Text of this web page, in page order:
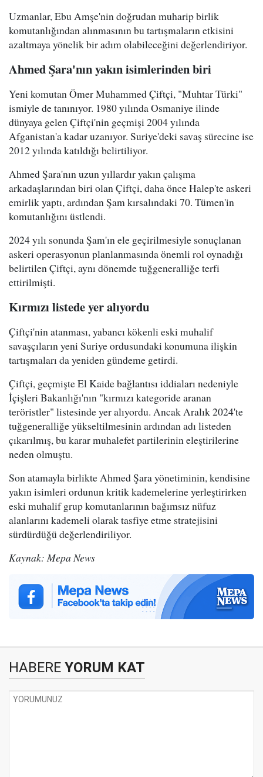
Uzmanlar, Ebu Amşe'nin doğrudan muharip birlik
komutanlığından alınmasının bu tartışmaların etkisini
azaltmaya yönelik bir adım olabileceğini değerlendiriyor.
Ahmed Şara'nın yakın isimlerinden biri
Yeni komutan Ömer Muhammed Çiftçi, "Muhtar Türki"
ismiyle de tanınıyor. 1980 yılında Osmaniye ilinde
dünyaya gelen Çiftçi'nin geçmişi 2004 yılında
Afganistan'a kadar uzanıyor. Suriye'deki savaş sürecine ise
2012 yılında katıldığı belirtiliyor.
Ahmed Şara'nın uzun yıllardır yakın çalışma
arkadaşlarından biri olan Çiftçi, daha önce Halep'te askeri
emirlik yaptı, ardından Şam kırsalındaki 70. Tümen'in
komutanlığını üstlendi.
2024 yılı sonunda Şam'ın ele geçirilmesiyle sonuçlanan
askeri operasyonun planlanmasında önemli rol oynadığı
belirtilen Çiftçi, aynı dönemde tuğgeneralliğe terfi
ettirilmişti.
Kırmızı listede yer alıyordu
Çiftçi'nin atanması, yabancı kökenli eski muhalif
savaşçıların yeni Suriye ordusundaki konumuna ilişkin
tartışmaları da yeniden gündeme getirdi.
Çiftçi, geçmişte El Kaide bağlantısı iddiaları nedeniyle
İçişleri Bakanlığı'nın "kırmızı kategoride aranan
teröristler" listesinde yer alıyordu. Ancak Aralık 2024'te
tuğgeneralliğe yükseltilmesinin ardından adı listeden
çıkarılmış, bu karar muhalefet partilerinin eleştirilerine
neden olmuştu.
Son atamayla birlikte Ahmed Şara yönetiminin, kendisine
yakın isimleri ordunun kritik kademelerine yerleştirirken
eski muhalif grup komutanlarının bağımsız nüfuz
alanlarını kademeli olarak tasfiye etme stratejisini
sürdürdüğü değerlendiriliyor.
Kaynak: Mepa News
HABERE YORUM KAT